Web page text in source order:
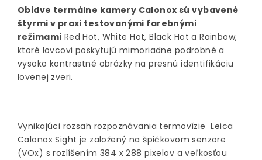
Obidve termálne kamery Calonox sú vybavené
štyrmi v praxi testovanými farebnými
režimami Red Hot, White Hot, Black Hot a Rainbow,
ktoré lovcovi poskytujú mimoriadne podrobné a
vysoko kontrastné obrázky na presnú identifikáciu
lovenej zveri.
Vynikajúci rozsah rozpoznávania termovízie Leica
Calonox Sight je založený na špičkovom senzore
(VOx) s rozlíšením 384 x 288 pixelov a veľkosťou